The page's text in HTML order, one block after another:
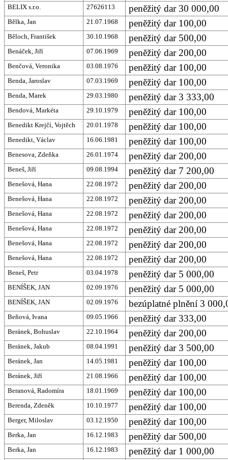
BELIX s.r.o. 27626113 peněžitý dar 30 000,00
Bělka, Jan 21.07.1968 peněžitý dar 100,00
Běloch, František 30.10.1968 peněžitý dar 500,00
Benáček, Jiří 07.06.1969 peněžitý dar 200,00
Benčová, Veronika 03.08.1976 peněžitý dar 100,00
Benda, Jaroslav 07.03.1969 peněžitý dar 100,00
Benda, Marek 29.03.1980 peněžitý dar 3 333,00
Bendová, Markéta 29.10.1979 peněžitý dar 100,00
Benedikt Krejčí, Vojtěch 20.01.1978 peněžitý dar 100,00
Benedikt, Václav 16.06.1981 peněžitý dar 100,00
Benesova, Zdeňka 26.01.1974 peněžitý dar 200,00
Beneš, Jiří 09.08.1994 peněžitý dar 7 200,00
Benešová, Hana 22.08.1972 peněžitý dar 200,00
Benešová, Hana 22.08.1972 peněžitý dar 200,00
Benešová, Hana 22.08.1972 peněžitý dar 200,00
Benešová, Hana 22.08.1972 peněžitý dar 200,00
Benešová, Hana 22.08.1972 peněžitý dar 200,00
Benešová, Hana 22.08.1972 peněžitý dar 200,00
Beneš, Petr 03.04.1978 peněžitý dar 5 000,00
BENÍŠEK, JAN 02.09.1976 peněžitý dar 5 000,00
BENÍŠEK, JAN 02.09.1976 bezúplatné plnění 3
Beňová, Ivana 09.05.1966 peněžitý dar 333,00
Beránek, Bohuslav 22.10.1964 peněžitý dar 200,00
Beránek, Jakub 08.04.1991 peněžitý dar 3 500,00
Beránek, Jan 14.05.1981 peněžitý dar 100,00
Beránek, Jiří 21.08.1966 peněžitý dar 100,00
Beranová, Radomíra 18.01.1969 peněžitý dar 100,00
Berenda, Zdeněk 10.10.1977 peněžitý dar 100,00
Berger, Miloslav 03.12.1950 peněžitý dar 100,00
Berka, Jan 16.12.1983 peněžitý dar 500,00
Berka, Jan 16.12.1983 peněžitý dar 1 000,00